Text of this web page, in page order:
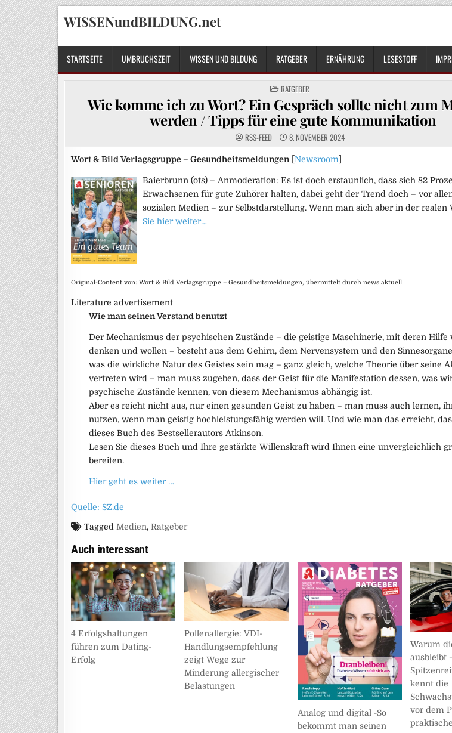
Skip
to
content
WISSENundBILDUNG.net
STARTSEITE UMBRUCHSZEIT WISSEN UND BILDUNG RATGEBER ERNÄHRUNG LESESTOFF
POSTED
IN
RATGEBER
Wie komme ich zu Wort? Ein Gespräch sollte nicht zum
werden / Tipps für eine gute Kommunikation
RSS-FEED 8. NOVEMBER 2024
Wort & Bild Verlagsgruppe – Gesundheitsmeldungen Newsroom
Baierbrunn (ots) – Anmoderation: Es ist doch erstaunlich, dass sich 82
Erwachsenen für gute Zuhörer halten, dabei geht der Trend doch – vor
sozialen Medien – zur Selbstdarstellung. Wenn man sich aber in der realen
Sie hier weiter…
Original-Content von: Wort & Bild Verlagsgruppe – Gesundheitsmeldungen, übermittelt durch news aktuell
Literature advertisement
Wie man seinen Verstand benutzt
Der Mechanismus der psychischen Zustände – die geistige Maschinerie, mit deren Hilfe
denken und wollen – besteht aus dem Gehirn, dem Nervensystem und den
was die wirkliche Natur des Geistes sein mag – ganz gleich, welche Theorie über seine
vertreten wird – man muss zugeben, dass der Geist für die Manifestation dessen, was
psychische Zustände kennen, von diesem Mechanismus abhängig ist.
Aber es reicht nicht aus, nur einen gesunden Geist zu haben – man muss auch lernen,
nutzen, wenn man geistig hochleistungsfähig werden will. Und wie man das erreicht,
dieses Buch des Bestsellerautors Atkinson.
Lesen Sie dieses Buch und Ihre gestärkte Willenskraft wird Ihnen eine unvergleichlich
bereiten.
Hier geht es weiter …
Quelle: SZ.de
Tagged Medien, Ratgeber
Auch interessant
4 Erfolgshaltungen
führen zum Dating-
Erfolg
Pollenallergie: VDI-
Handlungsempfehlung
zeigt Wege zur
Minderung allergischer
Belastungen
Analog und digital -So
bekommt man seinen
Warum
ausbleibt
kennt die
vor dem